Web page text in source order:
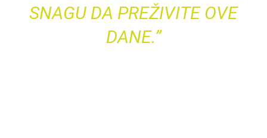
SNAGU DA PREŽIVITE OVE
DANE.”